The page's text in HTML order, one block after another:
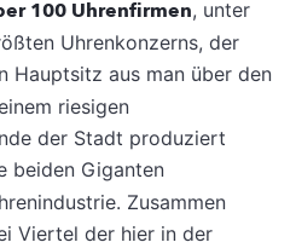
100 Uhrenfirmen, unter
Uhrenkonzerns, der
Hauptsitz aus man über den
riesigen
der Stadt produziert
beiden Giganten
Zusammen
Viertel der hier in der